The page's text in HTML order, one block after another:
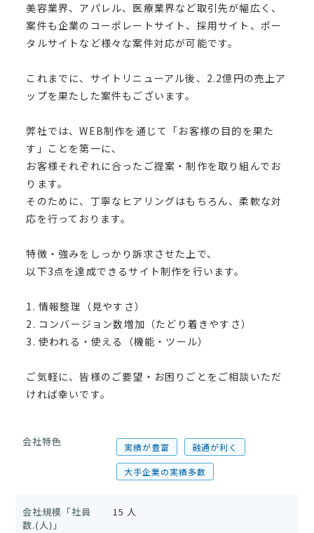
美容業界、アパレル、医療業界など取引先が幅広く、
案件も企業のコーポレートサイト、採用サイト、ポー
タルサイトなど様々な案件対応が可能です。
これまでに、サイトリニューアル後、2.2億円の売上ア
ップを果たした案件もございます。
弊社では、WEB制作を通じて「お客様の目的を果た
す」ことを第一に、
お客様それぞれに合ったご提案・制作を取り組んでお
ります。
そのために、丁寧なヒアリングはもちろん、柔軟な対
応を行っております。
特徴・強みをしっかり訴求させた上で、
以下3点を達成できるサイト制作を行います。
1. 情報整理（見やすさ）
2. コンバージョン数増加（たどり着きやすさ）
3. 使われる・使える（機能・ツール）
ご気軽に、皆様のご要望・お困りごとをご相談いただ
ければ幸いです。
会社特色 実績が豊富 融通が利く
大手企業の実績多数
会社規模「社員
数.(人)」
15 人